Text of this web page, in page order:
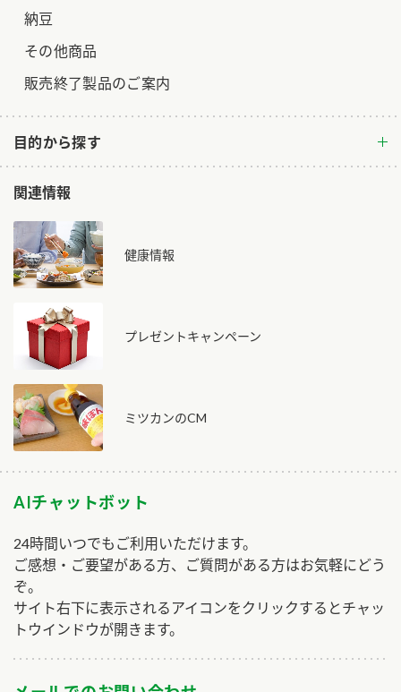
業務用サイト
納豆
その他商品
販売終了製品のご案内
目的から探す
関連情報
健康情報
プレゼントキャンペーン
ミツカンのCM
AIチャットボット
24時間いつでもご利用いただけます。
ご感想・ご要望がある方、ご質問がある方はお気軽にどう
ぞ。
サイト右下に表示されるアイコンをクリックするとチャッ
トウインドウが開きます。